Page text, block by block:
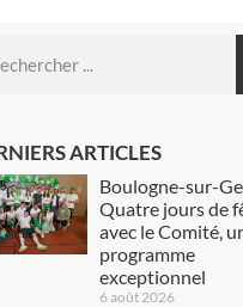
ARTICLES
Boulogne-sur-
Quatre jours de
avec le Comité,
programme
exceptionnel
6 août 2026